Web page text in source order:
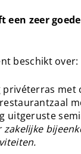
een zeer
beschikt over:
privéterras met
uitgeruste
zakelijke